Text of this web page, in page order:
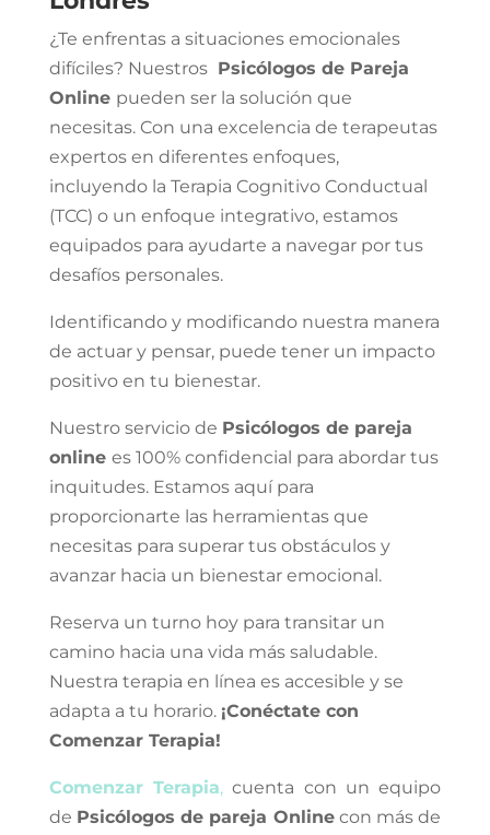
¿Te enfrentas a situaciones emocionales
difíciles? Nuestros Psicólogos de Pareja
Online pueden ser la solución que
necesitas. Con una excelencia de terapeutas
expertos en diferentes enfoques,
incluyendo la Terapia Cognitivo Conductual
(TCC) o un enfoque integrativo, estamos
equipados para ayudarte a navegar por tus
desafíos personales.
Identificando y modificando nuestra manera
de actuar y pensar, puede tener un impacto
positivo en tu bienestar.
Nuestro servicio de Psicólogos de pareja
online es 100% confidencial para abordar tus
inquitudes. Estamos aquí para
proporcionarte las herramientas que
necesitas para superar tus obstáculos y
avanzar hacia un bienestar emocional.
Reserva un turno hoy para transitar un
camino hacia una vida más saludable.
Nuestra terapia en línea es accesible y se
adapta a tu horario. ¡Conéctate con
Comenzar Terapia!
Comenzar Terapia, cuenta con un equipo
de Psicólogos de pareja Onlinecon más de